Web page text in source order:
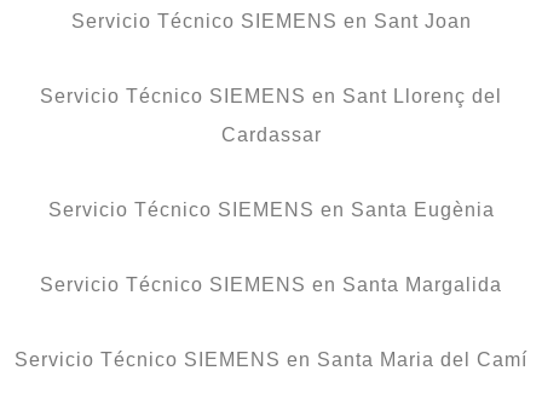
Servicio Técnico SIEMENS en Sant Joan
Servicio Técnico SIEMENS en Sant Llorenç del
Cardassar
Servicio Técnico SIEMENS en Santa Eugènia
Servicio Técnico SIEMENS en Santa Margalida
Servicio Técnico SIEMENS en Santa Maria del Camí